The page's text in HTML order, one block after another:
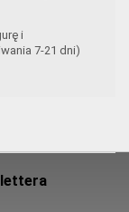
i
7-21 dni)